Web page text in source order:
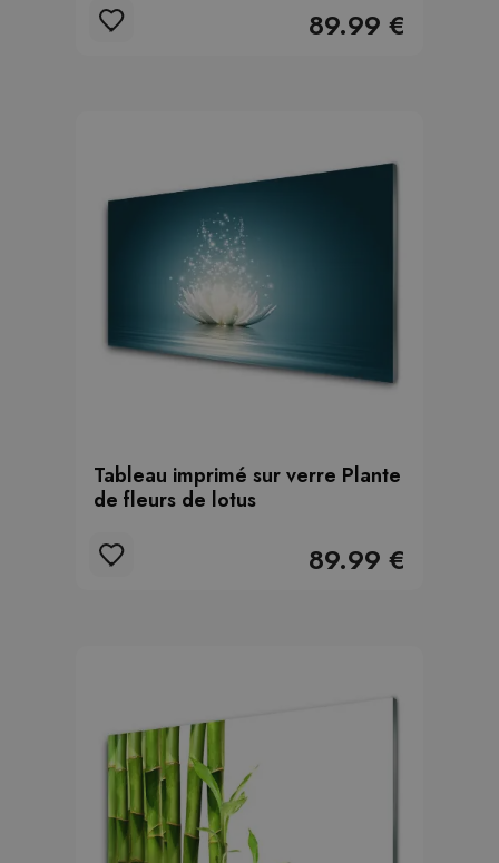
89.99 €
Tableau imprimé sur verre Plante
de fleurs de lotus
89.99 €